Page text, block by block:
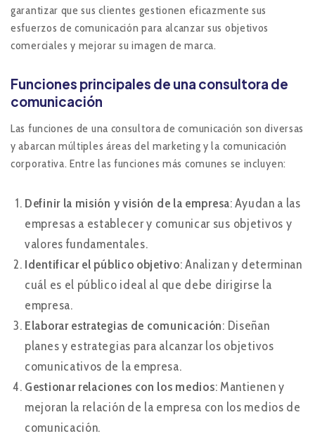
garantizar que sus clientes gestionen eficazmente sus
esfuerzos de comunicación para alcanzar sus objetivos
comerciales y mejorar su imagen de marca.
Funciones principales de una consultora de
comunicación
Las funciones de una consultora de comunicación son diversas
y abarcan múltiples áreas del marketing y la comunicación
corporativa. Entre las funciones más comunes se incluyen​:
Definir la misión y visión de la empresa: Ayudan a las
empresas a establecer y comunicar sus objetivos y
valores fundamentales.
Identificar el público objetivo: Analizan y determinan
cuál es el público ideal al que debe dirigirse la
empresa.
Elaborar estrategias de comunicación: Diseñan
planes y estrategias para alcanzar los objetivos
comunicativos de la empresa.
Gestionar relaciones con los medios: Mantienen y
mejoran la relación de la empresa con los medios de
comunicación.